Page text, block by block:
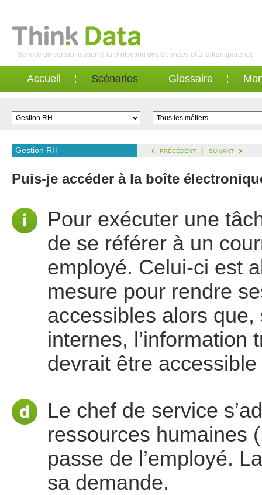
Service de sensibilisation à la protection des données et à la transparence
Accueil Scénarios Glossaire
Gestion RH PRÉCÉDENT | SUIVANT
Puis-je accéder à la boîte
Pour exécuter une
de se référer à un
employé. Celui-ci est
mesure pour rendre
accessibles alors
internes, l’information
devrait être
Le chef de service
ressources humaines
passe de l’employé.
sa demande.